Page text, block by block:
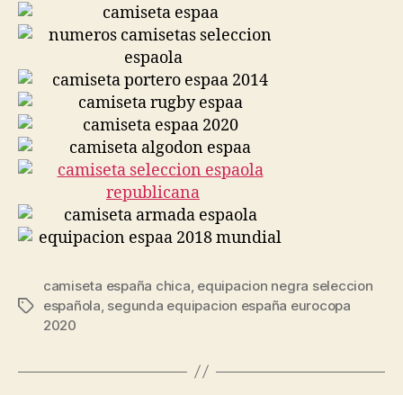
Etiquetas
camiseta españa chica equipacion negra seleccion
española segunda equipacion españa eurocopa
2020